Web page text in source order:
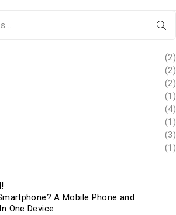
(2)
(2)
(2)
(1)
(4)
(1)
(3)
(1)
A Mobile Phone and
One Device